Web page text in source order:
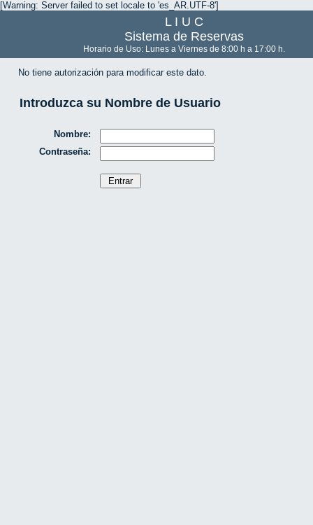
[Warning: Server failed to set locale to 'es_AR.UTF-8']
L I U C
Sistema de Reservas
Horario de Uso: Lunes a Viernes de 8:00 h a 17:00 h.
No tiene autorización para modificar este dato.
Introduzca su Nombre de Usuario
Nombre:
Contraseña: